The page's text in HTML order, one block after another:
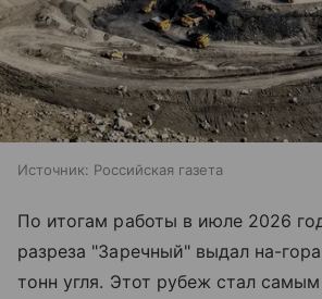
Источник: Российская газета
По итогам работы в июле 2026
разреза "Заречный" выдал на-
тонн угля. Этот рубеж стал